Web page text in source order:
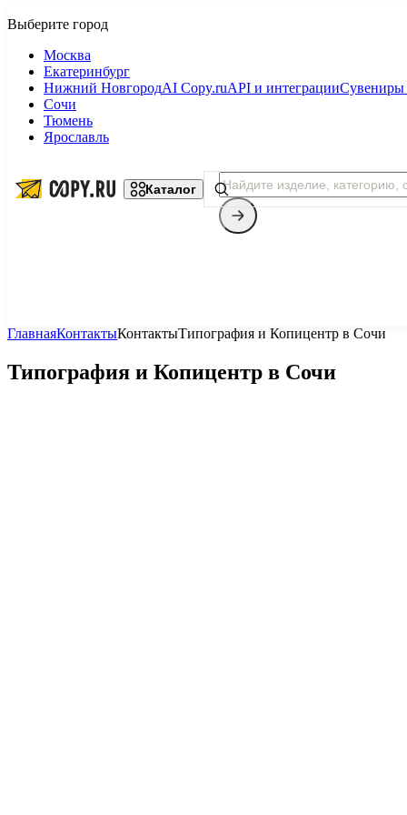
Москва
Екатеринбург
Нижний Новгород
Сочи
Тюмень
Ярославль
AI Copy.ruAPI и интеграцииСувениры
Каталог
ГлавнаяКонтактыКонтактыТипография и Копицентр в Сочи
Типография и Копицентр в Сочи